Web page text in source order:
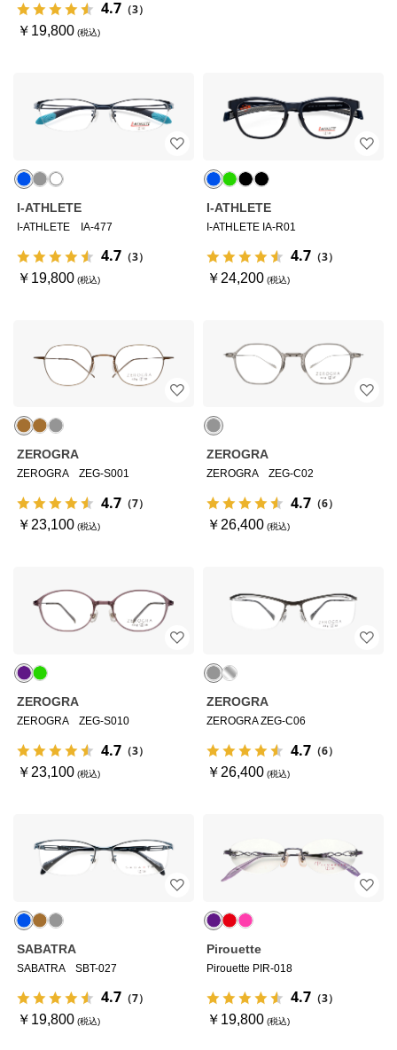
4.7 （3）
￥19,800
I-ATHLETE
I-ATHLETE IA-477
4.7 （3）
￥19,800
I-ATHLETE
I-ATHLETE IA-R01
4.7 （3）
￥24,200
ZEROGRA
ZEROGRA ZEG-S001
4.7 （7）
￥23,100
ZEROGRA
ZEROGRA ZEG-C02
4.7 （6）
￥26,400
ZEROGRA
ZEROGRA ZEG-S010
4.7 （3）
￥23,100
ZEROGRA
ZEROGRA ZEG-C06
4.7 （6）
￥26,400
SABATRA
SABATRA SBT-027
4.7 （7）
￥19,800
Pirouette
Pirouette PIR-018
4.7 （3）
￥19,800